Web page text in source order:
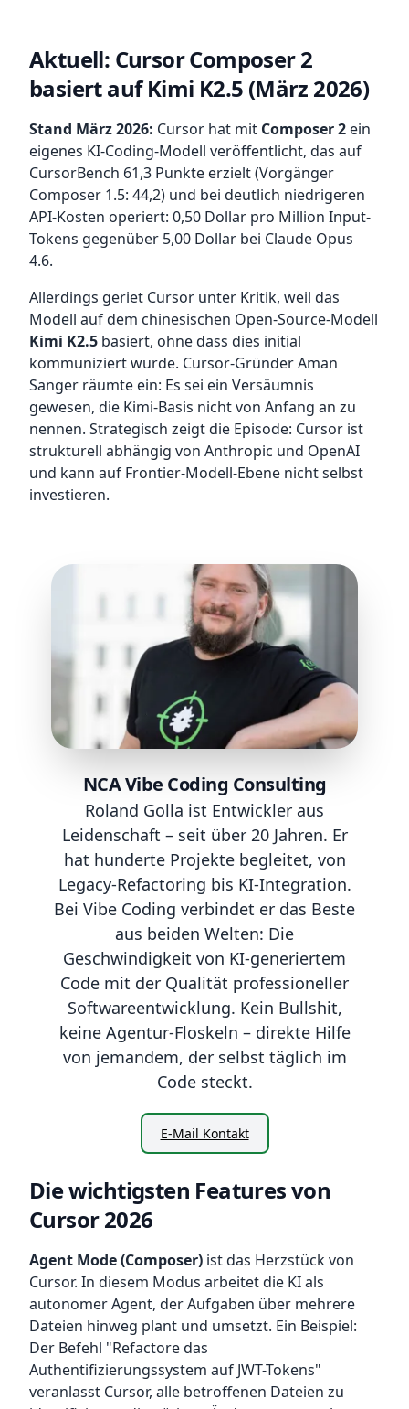
Aktuell: Cursor Composer 2
basiert auf Kimi K2.5 (März 2026)
Stand März 2026: Cursor hat mit Composer 2 ein
eigenes KI-Coding-Modell veröffentlicht, das auf
CursorBench 61,3 Punkte erzielt (Vorgänger
Composer 1.5: 44,2) und bei deutlich niedrigeren
API-Kosten operiert: 0,50 Dollar pro Million Input-
Tokens gegenüber 5,00 Dollar bei Claude Opus
4.6.
Allerdings geriet Cursor unter Kritik, weil das
Modell auf dem chinesischen Open-Source-Modell
Kimi K2.5 basiert, ohne dass dies initial
kommuniziert wurde. Cursor-Gründer Aman
Sanger räumte ein: Es sei ein Versäumnis
gewesen, die Kimi-Basis nicht von Anfang an zu
nennen. Strategisch zeigt die Episode: Cursor ist
strukturell abhängig von Anthropic und OpenAI
und kann auf Frontier-Modell-Ebene nicht selbst
investieren.
NCA Vibe Coding Consulting
Roland Golla ist Entwickler aus
Leidenschaft – seit über 20 Jahren. Er
hat hunderte Projekte begleitet, von
Legacy-Refactoring bis KI-Integration.
Bei Vibe Coding verbindet er das Beste
aus beiden Welten: Die
Geschwindigkeit von KI-generiertem
Code mit der Qualität professioneller
Softwareentwicklung. Kein Bullshit,
keine Agentur-Floskeln – direkte Hilfe
von jemandem, der selbst täglich im
Code steckt.
E-Mail Kontakt
Die wichtigsten Features von
Cursor 2026
Agent Mode (Composer) ist das Herzstück von
Cursor. In diesem Modus arbeitet die KI als
autonomer Agent, der Aufgaben über mehrere
Dateien hinweg plant und umsetzt. Ein Beispiel:
Der Befehl "Refactore das
Authentifizierungssystem auf JWT-Tokens"
veranlasst Cursor, alle betroffenen Dateien zu